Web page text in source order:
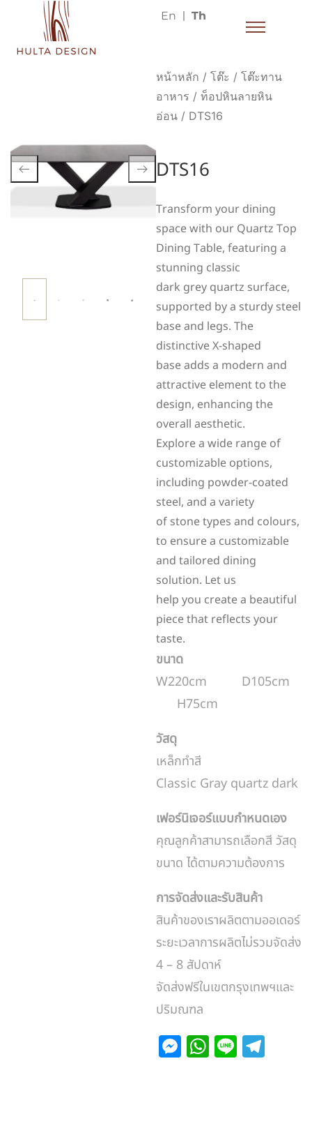
En Th
หน้าหลัก / โต๊ะ / โต๊ะทาน
อาหาร / ท็อปหินลายหิน
อ่อน / DTS16
DTS16
Transform your dining
space with our Quartz Top
Dining Table, featuring a
stunning classic
dark grey quartz surface,
supported by a sturdy steel
base and legs. The
distinctive X-shaped
base adds a modern and
attractive element to the
design, enhancing the
overall aesthetic.
Explore a wide range of
customizable options,
including powder-coated
steel, and a variety
of stone types and colours,
to ensure a customizable
and tailored dining
solution. Let us
help you create a beautiful
piece that reflects your
taste.
ขนาด
W220cm D105cm
H75cm
วัสดุ
เหล็กทำสี
Classic Gray quartz dark
เฟอร์นิเจอร์แบบกำหนดเอง
คุณลูกค้าสามารถเลือกสี วัสดุ
ขนาด ได้ตามความต้องการ
การจัดส่งและรับสินค้า
สินค้าของเราผลิตตามออเดอร์
ระยะเวลาการผลิตไม่รวมจัดส่ง
4 – 8 สัปดาห์
จัดส่งฟรีในเขตกรุงเทพฯและ
ปริมณฑล
M W Li